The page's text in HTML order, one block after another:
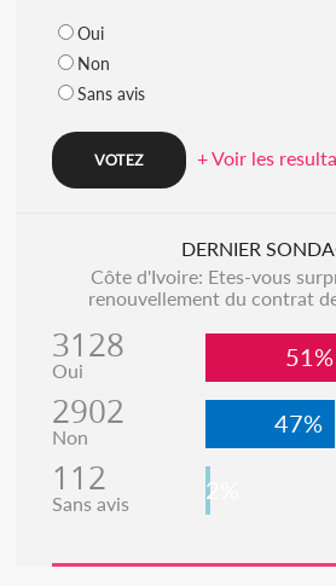
Oui
Non
Sans avis
+ Voir les
DERNIER
Côte d'Ivoire: Etes-vous
renouvellement du contrat
3128
Oui 51%
2902
Non 47%
112
Sans avis 2%